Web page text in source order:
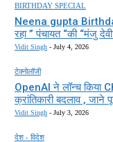
BIRTHDAY SPECIAL
Neena gupta
रहा ” पंचायत “की “मंजु
Vidit Singh - July 4, 2026
टेक्नोलॉजी
OpenAI ने लॉन्च किया
क्रांतिकारी बदलाव , जाने
Vidit Singh - July 3, 2026
देश - विदेश